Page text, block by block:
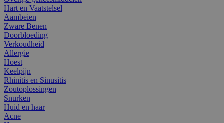
Hart en Vaatstelsel
Aambeien
Zware Benen
Doorbloeding
Verkoudheid
Allergie
Hoest
Keelpijn
Rhinitis en Sinusitis
Zoutoplossingen
Snurken
Huid en haar
Acne